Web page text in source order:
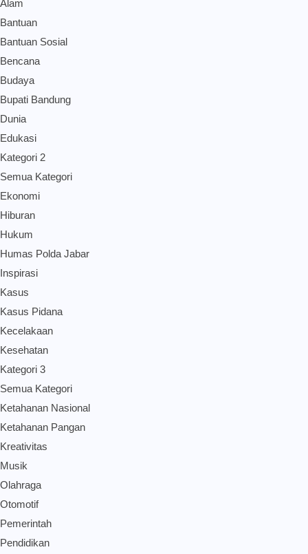
Alam
Bantuan
Bantuan Sosial
Bencana
Budaya
Bupati Bandung
Dunia
Edukasi
Kategori 2
Semua Kategori
Ekonomi
Hiburan
Hukum
Humas Polda Jabar
Inspirasi
Kasus
Kasus Pidana
Kecelakaan
Kesehatan
Kategori 3
Semua Kategori
Ketahanan Nasional
Ketahanan Pangan
Kreativitas
Musik
Olahraga
Otomotif
Pemerintah
Pendidikan